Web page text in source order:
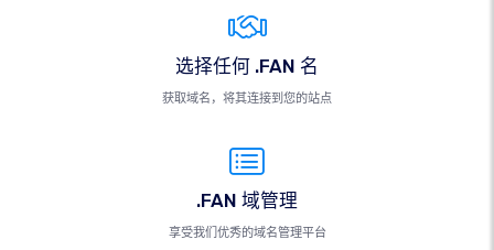
选择任何 .FAN 名
获取域名，将其连接到您的站点
.FAN 域管理
享受我们优秀的域名管理平台